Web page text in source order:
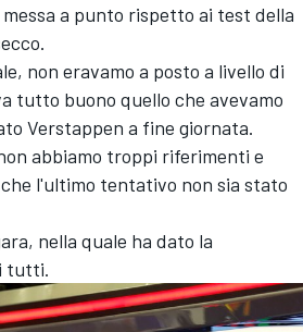
a punto rispetto ai test della
non eravamo a posto a livello di
tutto buono quello che avevamo
Verstappen a fine giornata.
abbiamo troppi riferimenti e
l'ultimo tentativo non sia stato
nella quale ha dato la
tutti.